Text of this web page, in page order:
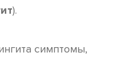
).
симптомы,